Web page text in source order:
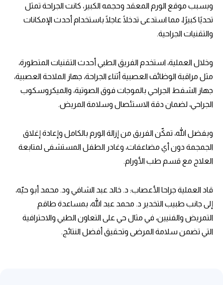
وبسبب موقع الورم المعقد وحجمه الكبير، كانت الجراحة تمثل
تحديًا كبيرًا، مما استدعى تدخلًا عاجلًا باستخدام أحدث الإمكانات
والتقنيات الجراحية.
وخلال العملية، استخدم الفريق الطبي أحدث التقنيات المتطورة،
مثل مراقبة الوظائف العصبية أثناء الجراحة، جهاز الملاحة العصبية،
جهاز الشفط الجراحي بالموجات فوق الصوتية، والميكروسكوب
الجراحي، لضمان دقة الاستئصال وسلامة المريض.
وبفضل الله، تمكّن الفريق من إزالة الورم بالكامل وإعادة إغلاق
الجمجمة دون أي مضاعفات، وغادر الطفل المستشفى لمتابعة
العلاج مع قسم طب الأورام.
قاد العملية جراحا الأعصاب: د. خالد عبد الشافي ود. محمد أبو حيّه،
إلى جانب طبيب التخدير د. محمد عبد الله، بمساعدة طاقم
التمريض والفنيين، في مثال حي على التعاون الطبي والاحترافية
التي تضمن سلامة المرضى وتحقيق أفضل النتائج.